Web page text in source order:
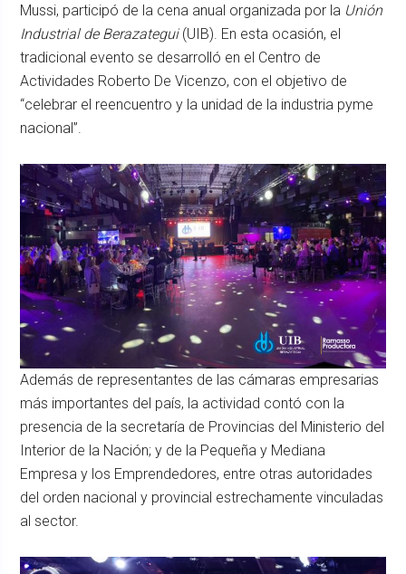
Mussi, participó de la cena anual organizada por la Unión
Industrial de Berazategui (UIB). En esta ocasión, el
tradicional evento se desarrolló en el Centro de
Actividades Roberto De Vicenzo, con el objetivo de
“celebrar el reencuentro y la unidad de la industria pyme
nacional”.
Además de representantes de las cámaras empresarias
más importantes del país, la actividad contó con la
presencia de la secretaría de Provincias del Ministerio del
Interior de la Nación; y de la Pequeña y Mediana
Empresa y los Emprendedores, entre otras autoridades
del orden nacional y provincial estrechamente vinculadas
al sector.